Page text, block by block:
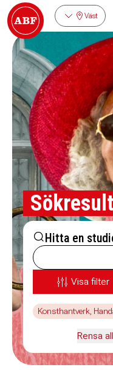
Väst
Hitta en
Visa filter
Konsthantverk,
Rensa